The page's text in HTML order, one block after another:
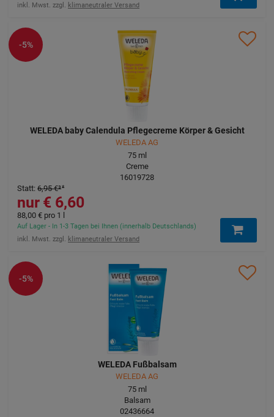
inkl. Mwst. zzgl. klimaneutraler Versand
WELEDA baby Calendula Pflegecreme Körper & Gesicht
WELEDA AG
75ml
Creme
16019728
6,60 €
Statt: 6,95 €³
Auf Lager - In 1-3 Tagen bei Ihnen (innerhalb Deutschlands)
inkl. Mwst. zzgl. klimaneutraler Versand
88,00 € pro 1 l
-5%
WELEDA Fußbalsam
WELEDA AG
75ml
Balsam
02436664
-5%